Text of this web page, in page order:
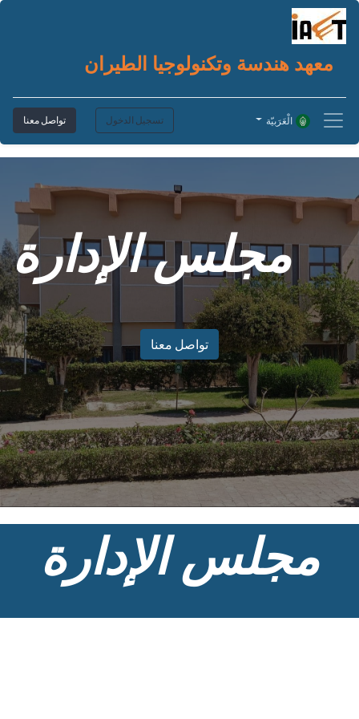
معهد هندسة وتكنولوجيا الطيران
تسجيل الدخول تواصل معنا الْعَرَبيّة
مجلس الإدارة
تواصل معنا
مجلس الإدارة